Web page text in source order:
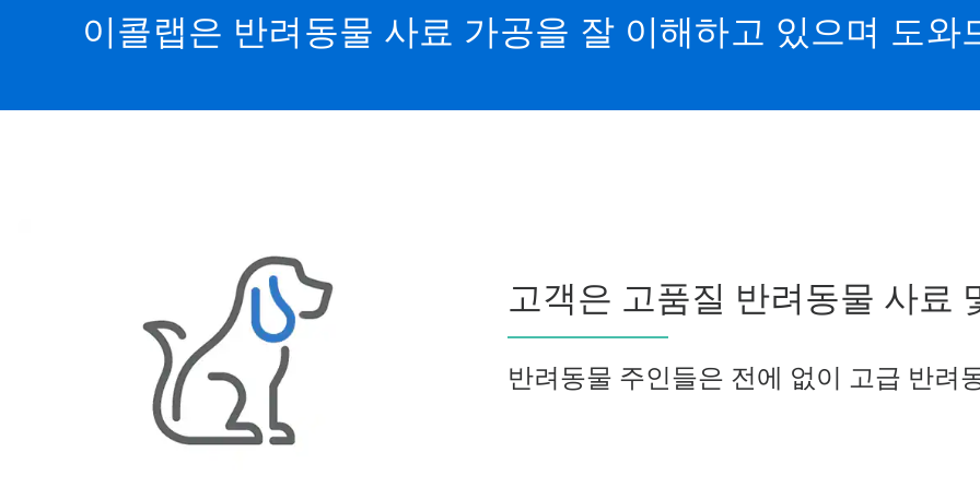
이콜랩은 반려동물 사료 가공을 잘 이해하고 있으며 도와
고객은 고품질 반려동물 사료
반려동물 주인들은 전에 없이 고급 반려